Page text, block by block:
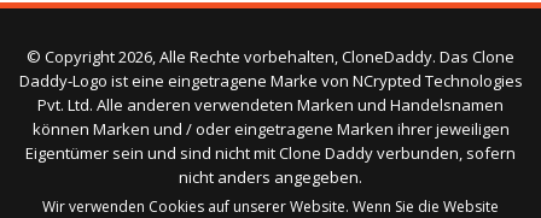
© Copyright 2026, Alle Rechte vorbehalten, CloneDaddy. Das Clone
Daddy-Logo ist eine eingetragene Marke von NCrypted Technologies
Pvt. Ltd. Alle anderen verwendeten Marken und Handelsnamen
können Marken und / oder eingetragene Marken ihrer jeweiligen
Eigentümer sein und sind nicht mit Clone Daddy verbunden, sofern
nicht anders angegeben.
Wir verwenden Cookies auf unserer Website. Wenn Sie die Website